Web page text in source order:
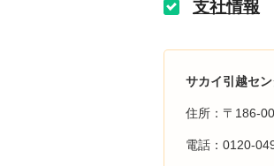
支社情報
サカイ引越セン
住所：〒186-
電話：0120-